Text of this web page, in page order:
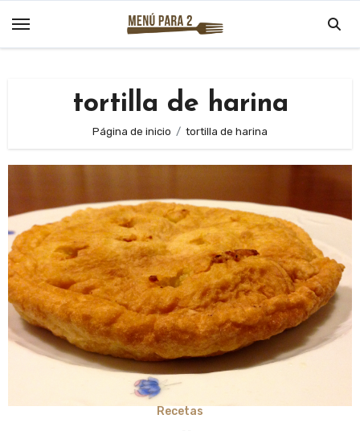
tortilla de harina
Página de inicio tortilla de harina
Recetas